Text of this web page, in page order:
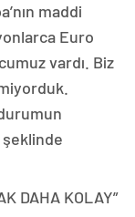
maddi
Euro
vardı. Biz
şeklinde
DAHA KOLAY”